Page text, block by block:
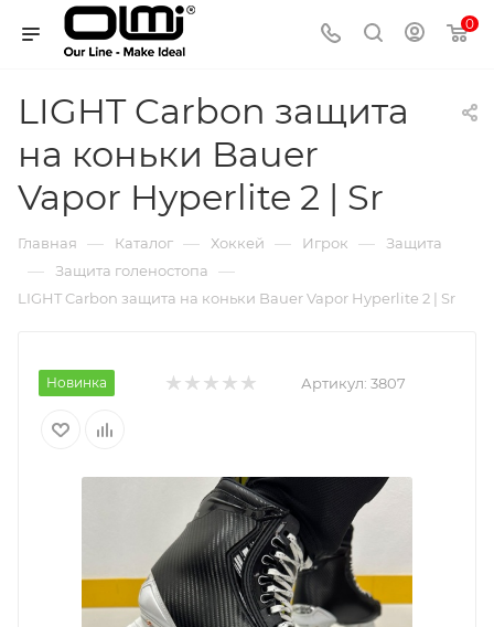
0
LIGHT Carbon защита
на коньки Bauer
Vapor Hyperlite 2 | Sr
Главная — Каталог — Хоккей — Игрок — Защита
— Защита голеностопа —
LIGHT Carbon защита на коньки Bauer Vapor Hyperlite 2 | Sr
Новинка Артикул: 3807